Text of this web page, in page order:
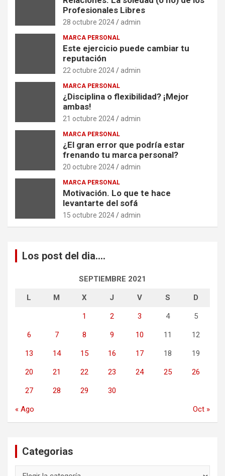
Profesionales Libres
28 octubre 2024 admin
MARCA PERSONAL
Este ejercicio puede cambiar tu
reputación
22 octubre 2024 admin
MARCA PERSONAL
¿Disciplina o flexibilidad? ¡Mejor
ambas!
21 octubre 2024 admin
MARCA PERSONAL
¿El gran error que podría estar
frenando tu marca personal?
20 octubre 2024 admin
MARCA PERSONAL
Motivación. Lo que te hace
levantarte del sofá
15 octubre 2024 admin
Los post del dia….
SEPTIEMBRE 2021
L M X J V S D
1 2 3 4 5
6 7 8 9 10 11 12
13 14 15 16 17 18 19
20 21 22 23 24 25 26
27 28 29 30
« Ago Oct »
Categorias